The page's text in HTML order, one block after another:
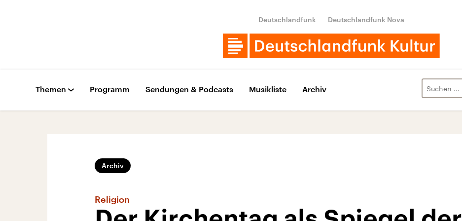
Deutschlandfunk Deutschlandfunk Nova
Themen Programm Sendungen & Podcasts Musikliste Archiv
Archiv
Religion